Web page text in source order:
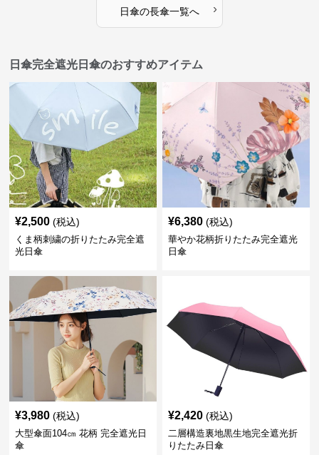
日傘の長傘一覧へ ›
日傘完全遮光日傘のおすすめアイテム
¥2,500 (税込)
くま柄刺繍の折りたたみ完全遮
光日傘
¥6,380 (税込)
華やか花柄折りたたみ完全遮光
日傘
¥3,980 (税込)
大型傘面104㎝ 花柄 完全遮光日
傘
¥2,420 (税込)
二層構造裏地黒生地完全遮光折
りたたみ日傘